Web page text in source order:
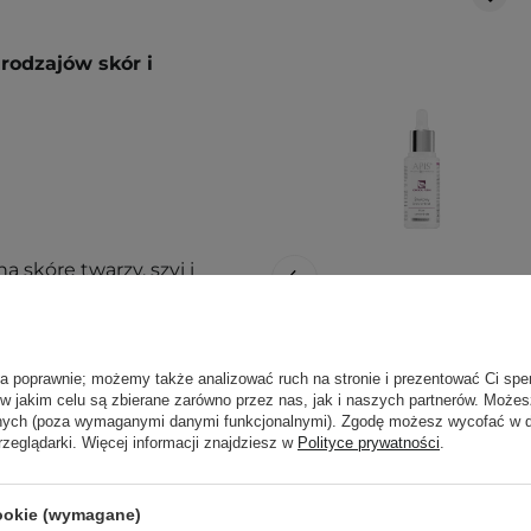
skór i
skórę twarzy, szyi i
Zajrzyj do naszego
Apis - Kakadu
Plum - Koncentrat
Intensywnie
Nawilżający do
poprawnie; możemy także analizować ruch na stronie i prezentować Ci
jakim celu są zbierane zarówno przez nas, jak i naszych partnerów.
(poza wymaganymi danymi funkcjonalnymi). Zgodę możesz wycofać w
Więcej informacji znajdziesz w Polityce prywatności.
(wymagane)